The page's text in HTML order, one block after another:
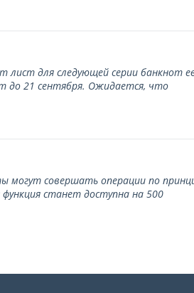
лист для следующей серии банкнот
до 21 сентября. Ожидается, что
могут совершать операции по
станет доступна на 500